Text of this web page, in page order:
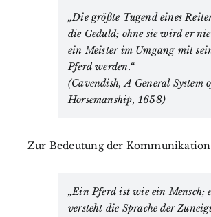
„Die größte Tugend eines
die Geduld; ohne sie wird er
ein Meister im Umgang mit
Pferd werden.“
(Cavendish, A General System
Horsemanship, 1658)
Zur Bedeutung der
„Ein Pferd ist wie ein Mensch;
versteht die Sprache der